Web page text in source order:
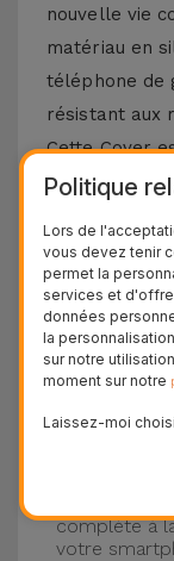
nouvelle vie
matériau en
téléphone de
résistant aux
Cette Cover
14, 13, 12,
Protection
silicone
Nos coques
construction
construction
maximum
- Une
donne de
complète à
votre
Politique
Lors de
vous devez tenir
permet la
services et
données
la
sur notre
moment sur notre
Laissez-moi